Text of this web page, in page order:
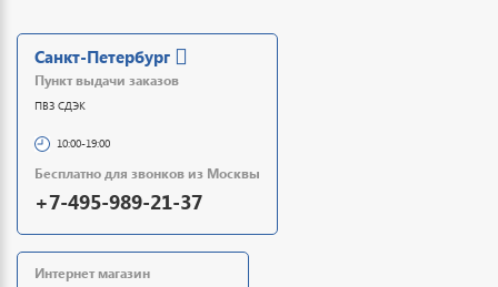
Санкт-Петербург
Пункт выдачи заказов
ПВЗ СДЭК
10:00-19:00
Бесплатно для звонков из Москвы
+7-495-989-21-37
Интернет магазин